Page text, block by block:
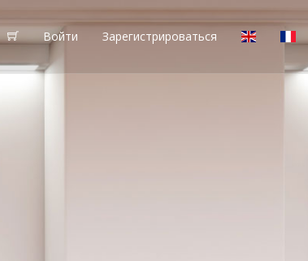
Войти Зарегистрироваться